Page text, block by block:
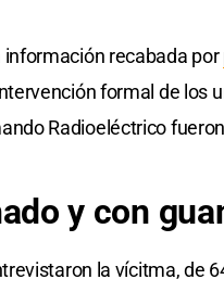
información recabada por
formal de los
Radioeléctrico
y con
la vícitma, de